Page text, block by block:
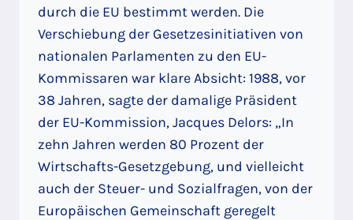
durch die EU bestimmt werden. Die
Verschiebung der Gesetzesinitiativen von
nationalen Parlamenten zu den EU-
Kommissaren war klare Absicht: 1988, vor
38 Jahren, sagte der damalige Präsident
der EU-Kommission, Jacques Delors: „In
zehn Jahren werden 80 Prozent der
Wirtschafts-Gesetzgebung, und vielleicht
auch der Steuer- und Sozialfragen, von der
Europäischen Gemeinschaft geregelt